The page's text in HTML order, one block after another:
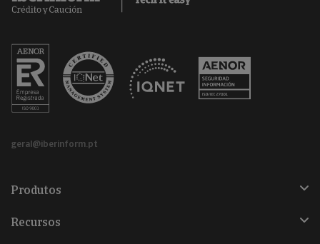
geral@iberinform.pt
Produtos
Recursos